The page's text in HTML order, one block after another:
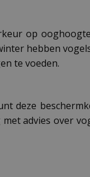
op
hebben
te voeden.
deze
advies over